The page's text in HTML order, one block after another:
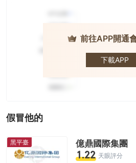
前往APP開通
下載APP
假冒他的
黑平臺 億鼎國際集團
1.22 天眼評分